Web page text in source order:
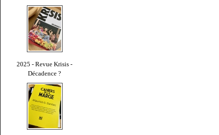
2025 - Revue Krisis -
Décadence ?